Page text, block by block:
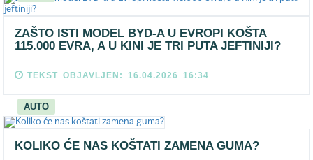
ZAŠTO ISTI MODEL BYD-A U EVROPI KOŠTA
115.000 EVRA, A U KINI JE TRI PUTA JEFTINIJI?
TEKST OBJAVLJEN: 16.04.2026 16:34
AUTO
KOLIKO ĆE NAS KOŠTATI ZAMENA GUMA?